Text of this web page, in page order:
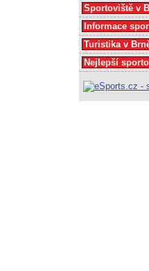
Sportoviště v
Informace
Turistika v
Nejlepší